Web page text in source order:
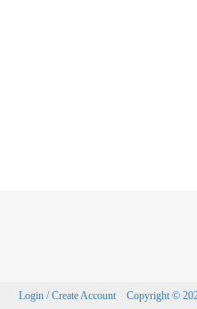
Login / Create Account Copyright ©